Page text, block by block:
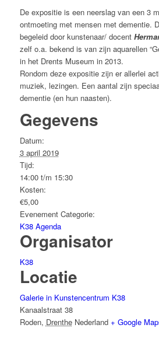
De expositie is een neerslag van een 3
ontmoeting met mensen met dementie.
begeleid door kunstenaar/ docent
zelf o.a. bekend is van zijn aquarellen
in het Drents Museum in 2013.
Rondom deze expositie zijn er allerlei
muziek, lezingen. Een aantal zijn
dementie (en hun naasten).
Gegevens
Datum:
3 april 2019
Tijd:
14:00 t/m 15:30
Kosten:
€5,00
Evenement Categorie:
K38 Agenda
Organisator
K38
Locatie
Galerie in Kunstencentrum K38
Kanaalstraat 38
Roden, Drenthe Nederland + Google